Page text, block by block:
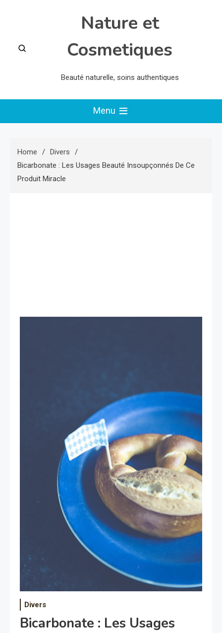
Nature et
Cosmetiques
Beauté naturelle, soins authentiques
Menu
Home
Divers
Bicarbonate : Les Usages Beauté Insoupçonnés De Ce
Produit Miracle
Divers
Bicarbonate : Les Usages